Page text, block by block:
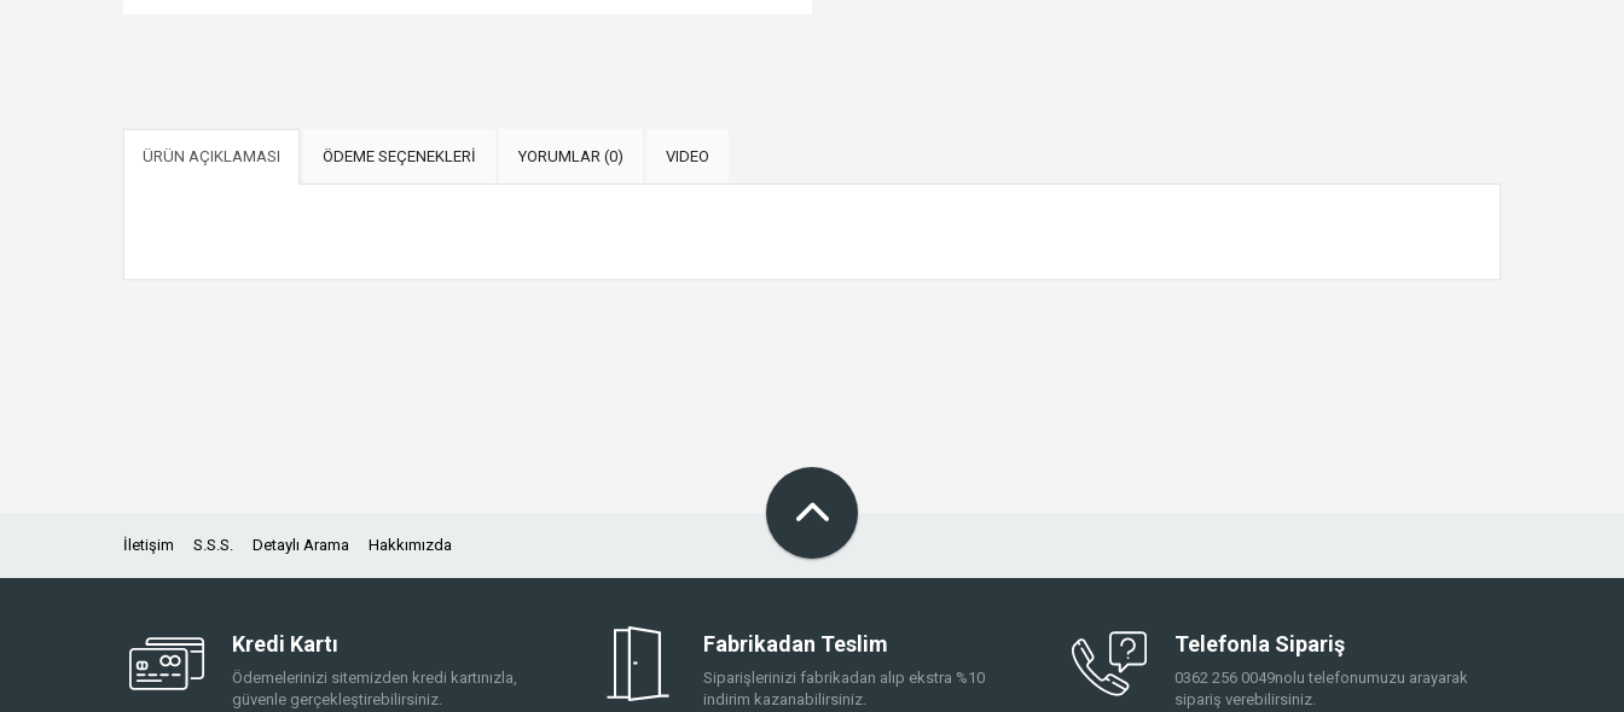
ÜRÜN AÇIKLAMASI ÖDEME SEÇENEKLERİ YORUMLAR (0) VIDEO
İletişim S.S.S. Detaylı Arama Hakkımızda
Kredi Kartı
Ödemelerinizi sitemizden kredi kartınızla,
güvenle gerçekleştirebilirsiniz.
Fabrikadan Teslim
Siparişlerinizi fabrikadan alıp ekstra %10
indirim kazanabilirsiniz.
Telefonla Sipariş
0362 256 0049nolu telefonumuzu arayarak
sipariş verebilirsiniz.